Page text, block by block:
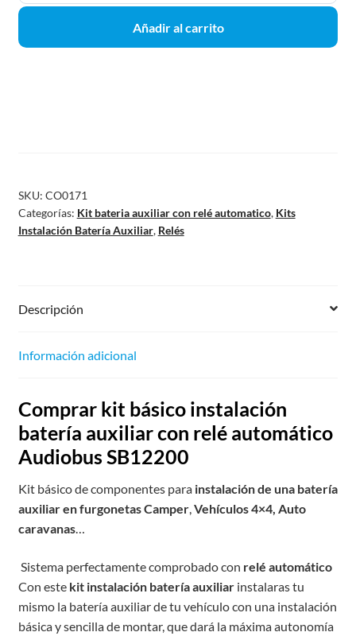
Añadir al carrito
SKU: CO0171
Categorías: Kit bateria auxiliar con relé automatico, Kits
Instalación Batería Auxiliar, Relés
Descripción
Información adicional
Comprar kit básico instalación
batería auxiliar con relé automático
Audiobus SB12200
Kit básico de componentes parainstalación de una batería
auxiliar en furgonetas Camper,Vehículos 4×4, Auto
caravanas…
Sistema perfectamente comprobado con relé automático
Con estekit instalación batería auxiliarinstalaras tu
mismo la batería auxiliar de tu vehículo con una instalación
básica y sencilla de montar, que dará la máxima autonomía